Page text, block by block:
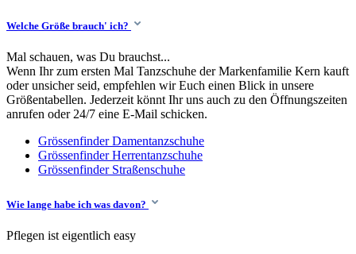
Welche Größe brauch' ich?
Mal schauen, was Du brauchst...
Wenn Ihr zum ersten Mal Tanzschuhe der Markenfamilie Kern kauft
oder unsicher seid, empfehlen wir Euch einen Blick in unsere
Größentabellen. Jederzeit könnt Ihr uns auch zu den Öffnungszeiten
anrufen oder 24/7 eine E-Mail schicken.
Grössenfinder Damentanzschuhe
Grössenfinder Herrentanzschuhe
Grössenfinder Straßenschuhe
Wie lange habe ich was davon?
Pflegen ist eigentlich easy